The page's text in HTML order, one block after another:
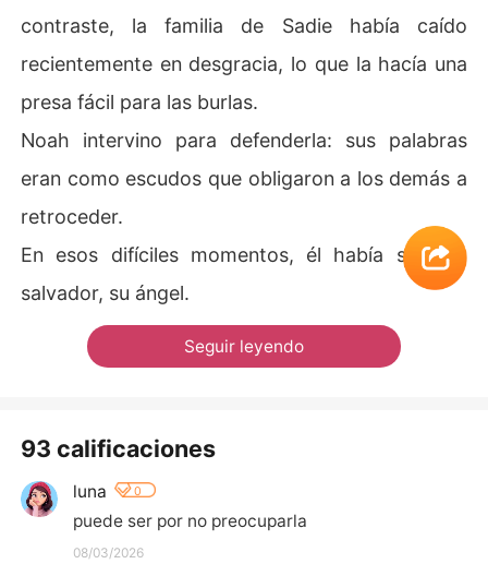
contraste, la familia de Sadie había caído
recientemente en desgracia, lo que la hacía una
presa fácil para las burlas.
Noah intervino para defenderla: sus palabras
eran como escudos que obligaron a los demás a
retroceder.
En esos difíciles momentos, él había sido su
salvador, su ángel.
Seguir leyendo
93 calificaciones
luna 0
puede ser por no preocuparla
08/03/2026